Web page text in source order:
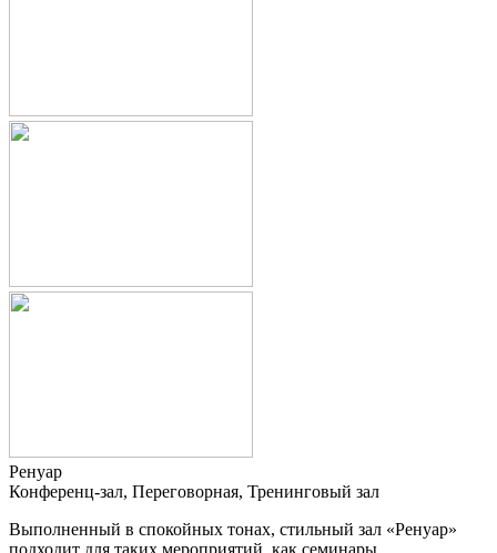
Ренуар
Конференц-зал, Переговорная, Тренинговый зал
Выполненный в спокойных тонах, стильный зал «Ренуар»
подходит для таких мероприятий, как семинары,